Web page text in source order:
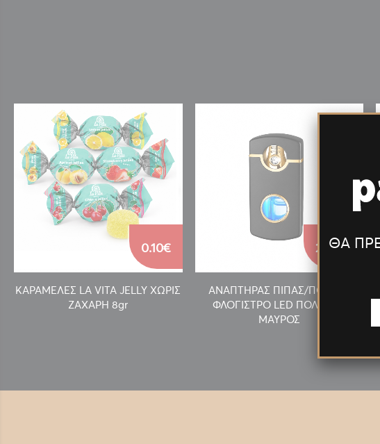
ΚΑΡΑΜΕΛΕΣ LA VITA JELLY ΧΩΡΙΣ
ΖΑΧΑΡΗ 8gr
0.10€
ΑΝΑΠΤΗΡΑΣ ΠΙΠΑΣ/ΠΟΥΡΟΥ
ΦΛΟΓΙΣΤΡΟ LED ΠΟΛΥΤΕΛ.
ΜΑΥΡΟΣ
27.55€
ΘΑ